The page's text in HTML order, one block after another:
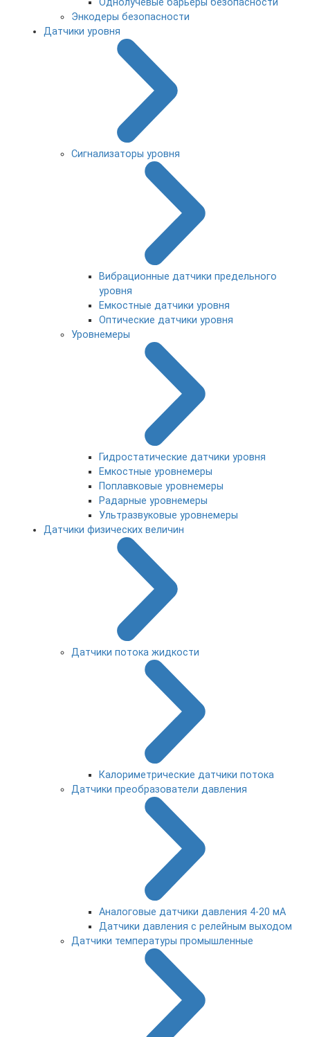
Однолучевые барьеры безопасности
Энкодеры безопасности
Датчики уровня
Сигнализаторы уровня
Вибрационные датчики предельного
уровня
Емкостные датчики уровня
Оптические датчики уровня
Уровнемеры
Гидростатические датчики уровня
Емкостные уровнемеры
Поплавковые уровнемеры
Радарные уровнемеры
Ультразвуковые уровнемеры
Датчики физических величин
Датчики потока жидкости
Калориметрические датчики потока
Датчики преобразователи давления
Аналоговые датчики давления 4-20 мА
Датчики давления с релейным выходом
Датчики температуры промышленные